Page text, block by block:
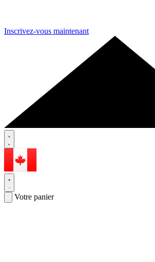
Inscrivez-vous maintenant
Votre panier